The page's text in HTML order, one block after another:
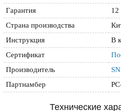
Гарантия
12
Страна производства
Инструкция
В
Сертификат
Производитель
Партнамбер
Технические